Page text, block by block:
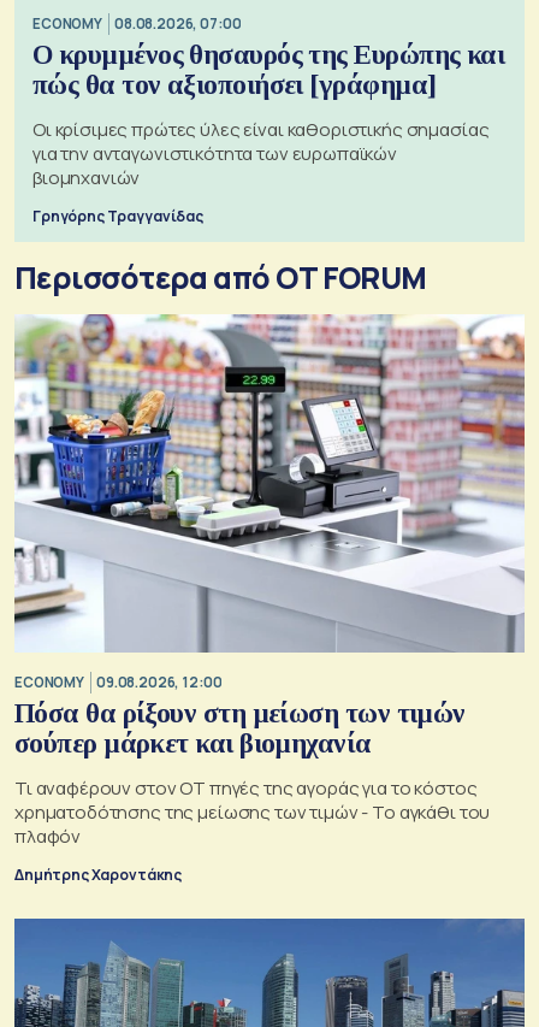
ECONOMY 08.08.2026, 07:00
Ο κρυμμένος θησαυρός της Ευρώπης και
πώς θα τον αξιοποιήσει [γράφημα]
Οι κρίσιμες πρώτες ύλες είναι καθοριστικής σημασίας
για την ανταγωνιστικότητα των ευρωπαϊκών
βιομηχανιών
Γρηγόρης Τραγγανίδας
Περισσότερα από OT FORUM
ECONOMY 09.08.2026, 12:00
Πόσα θα ρίξουν στη μείωση των τιμών
σούπερ μάρκετ και βιομηχανία
Τι αναφέρουν στον ΟΤ πηγές της αγοράς για το κόστος
χρηματοδότησης της μείωσης των τιμών - Το αγκάθι του
πλαφόν
Δημήτρης Χαροντάκης